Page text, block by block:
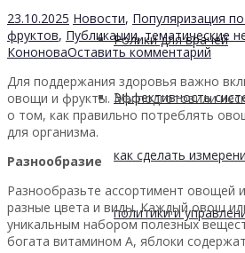
Ролики для врачей
Эффективность
как сделать
политики и
23.10.2025 Новости, Популяризация
фруктов, Публикации,тематические
КононоваОставить комментарий
Для поддержания здоровья важно
овощи и фрукты. Мы подготовили
о том, как правильно потреблять
для организма.
Разнообразие
Разнообразьте ассортимент овощей
разные цвета и виды. Каждый овощ
уникальным набором полезных
богата витамином А, яблоки